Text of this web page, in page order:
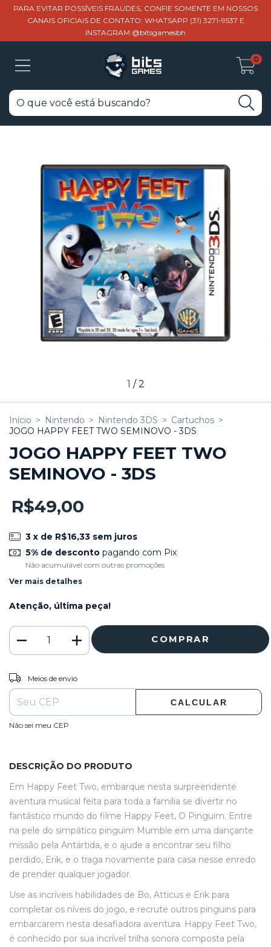
PARA EVITAR POSSÍVEIS FRAUDES, CONFIE SOMENTE EM NOSSOS
CANAIS OFICIAIS DE CONTATO: WHATSAPP (31) 3271-9537 E
INSTAGRAM @bitsgamesbh
0
1 /2
Início > Nintendo > Nintendo 3DS > Cartuchos >
JOGO HAPPY FEET TWO SEMINOVO - 3DS
JOGO HAPPY FEET TWO
SEMINOVO - 3DS
R$49,00
3 x de R$16,33 sem juros
5% de descontopagando com Pix
Não acumulável com outras promoções
Ver mais detalhes
Atenção, última peça!
Entregas para o CEP:
Meios de envio
CALCULAR
Não sei meu CEP
DESCRIÇÃO DO PRODUTO
Em Happy Feet Two, embarque nesta surpreendente
aventura musical feita para toda a família se divertir no
fantástico mundo do filme Happy Feet, O Pinguim. Entre
na pele do simpático pinguim Mumble em uma dançante
missão pela Antártida, e o ajude a encontrar seu filho
perdido, Erik, e o traga novamente para casa nesse enredo
de prender qualquer jogador.
Use as incríveis habilidades de Bo, Atticus e Erik para
completar os níveis do jogo, e recrute outros pinguins para
embarcarem nesta desafiadora aventura. Happy Feet Two,
é conhecido por sua incrível trilha sonora composta pela